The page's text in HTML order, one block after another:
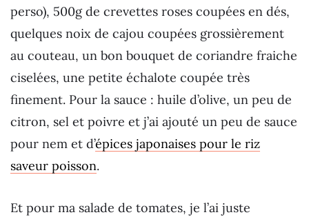
perso), 500g de crevettes roses coupées en dés,
quelques noix de cajou coupées grossièrement
au couteau, un bon bouquet de coriandre fraiche
ciselées, une petite échalote coupée très
finement. Pour la sauce : huile d’olive, un peu de
citron, sel et poivre et j’ai ajouté un peu de sauce
pour nem et d’épices japonaises pour le riz
saveur poisson.
Et pour ma salade de tomates, je l’ai juste